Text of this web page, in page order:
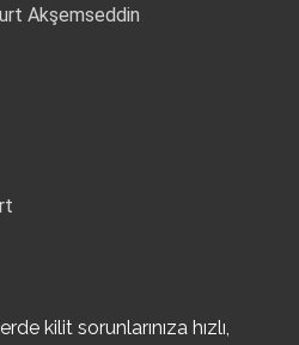
Akşemseddin
kilit sorunlarınıza hızlı,